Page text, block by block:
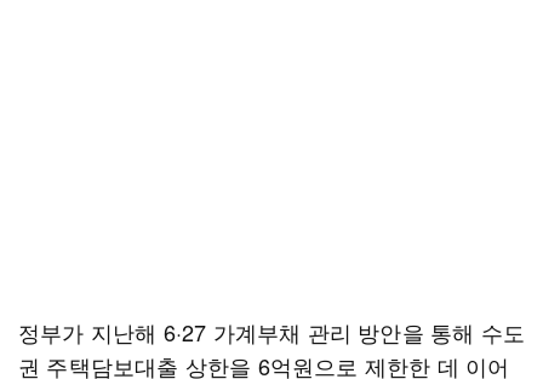
정부가 지난해 6·27 가계부채 관리 방안을 통해 수도
권 주택담보대출 상한을 6억원으로 제한한 데 이어